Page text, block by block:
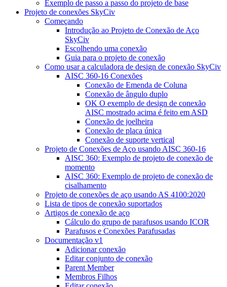
Exemplo de passo a passo do projeto de base
Projeto de conexões SkyCiv
Começando
Introdução ao Projeto de Conexão de Aço
SkyCiv
Escolhendo uma conexão
Guia para o projeto de conexão
Como usar a calculadora de design de conexão SkyCiv
AISC 360-16 Conexões
Conexão de Emenda de Coluna
Conexão de ângulo duplo
OK O exemplo de design de conexão
AISC mostrado acima é feito em ASD
Conexão de joelheira
Conexão de placa única
Conexão de suporte vertical
Projeto de Conexões de Aço usando AISC 360-16
AISC 360: Exemplo de projeto de conexão de
momento
AISC 360: Exemplo de projeto de conexão de
cisalhamento
Projeto de conexões de aço usando AS 4100:2020
Lista de tipos de conexão suportados
Artigos de conexão de aço
Cálculo do grupo de parafusos usando ICOR
Parafusos e Conexões Parafusadas
Documentação v1
Adicionar conexão
Editar conjunto de conexão
Parent Member
Membros Filhos